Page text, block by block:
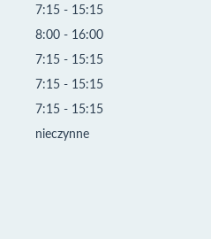
7:15 - 15:15
8:00 - 16:00
7:15 - 15:15
7:15 - 15:15
7:15 - 15:15
nieczynne